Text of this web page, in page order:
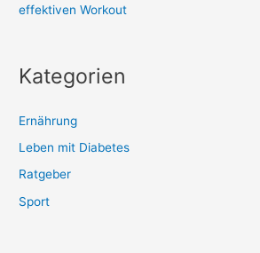
effektiven Workout
Kategorien
Ernährung
Leben mit Diabetes
Ratgeber
Sport